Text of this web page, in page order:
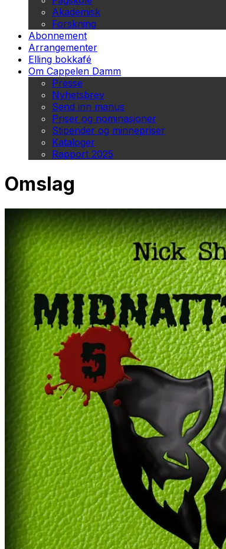
Akademisk
Forskning
Abonnement
Arrangementer
Elling bokkafé
Om Cappelen Damm
Presse
Nyhetsbrev
Send inn manus
Priser og nominasjoner
Stipender og minnepriser
Kataloger
Rapport 2025
Omslag